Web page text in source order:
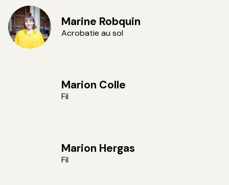
Marine Robquin
Acrobatie au sol
Marion Colle
Fil
Marion Hergas
Fil